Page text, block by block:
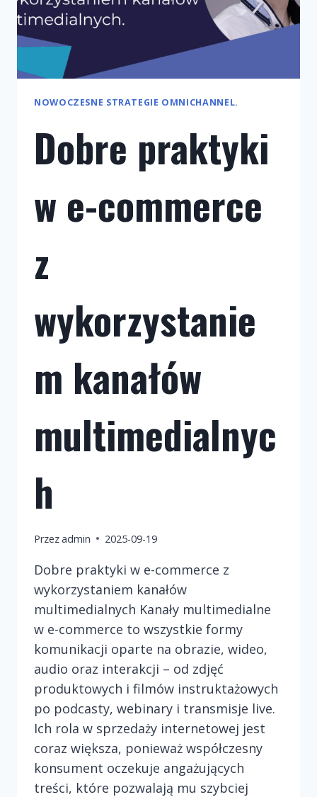
NOWOCZESNE STRATEGIE OMNICHANNEL.
Dobre praktyki
w e-commerce
z
wykorzystanie
m kanałów
multimedialnyc
h
Przezadmin 2025-09-19
Dobre praktyki w e-commerce z
wykorzystaniem kanałów
multimedialnych Kanały multimedialne
w e-commerce to wszystkie formy
komunikacji oparte na obrazie, wideo,
audio oraz interakcji – od zdjęć
produktowych i filmów instruktażowych
po podcasty, webinary i transmisje live.
Ich rola w sprzedaży internetowej jest
coraz większa, ponieważ współczesny
konsument oczekuje angażujących
treści, które pozwalają mu szybciej